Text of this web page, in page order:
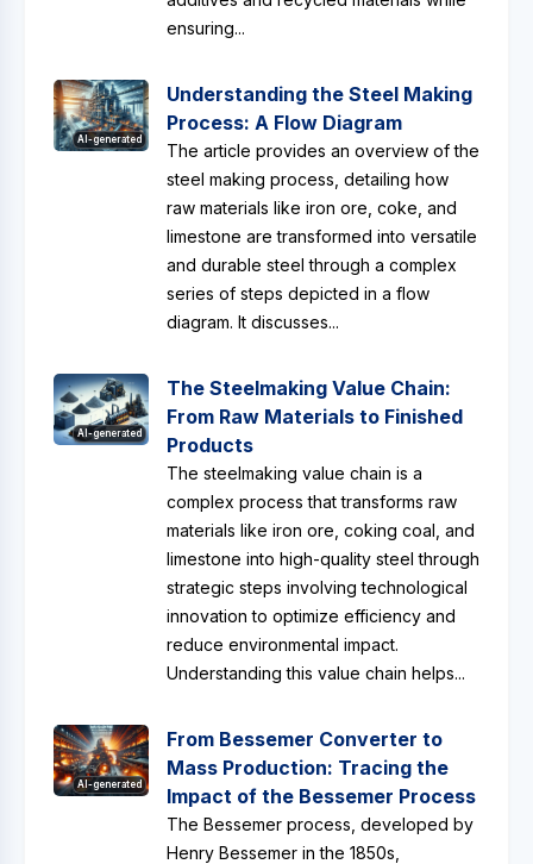
ensuring...
AI-generated
Understanding the Steel Making
Process: A Flow Diagram
The article provides an overview of the
steel making process, detailing how
raw materials like iron ore, coke, and
limestone are transformed into versatile
and durable steel through a complex
series of steps depicted in a flow
diagram. It discusses...
AI-generated
The Steelmaking Value Chain:
From Raw Materials to Finished
Products
The steelmaking value chain is a
complex process that transforms raw
materials like iron ore, coking coal, and
limestone into high-quality steel through
strategic steps involving technological
innovation to optimize efficiency and
reduce environmental impact.
Understanding this value chain helps...
AI-generated
From Bessemer Converter to
Mass Production: Tracing the
Impact of the Bessemer Process
The Bessemer process, developed by
Henry Bessemer in the 1850s,